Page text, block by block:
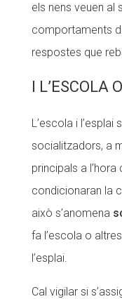
els nens veuen al
comportaments
respostes que
I L’ESCOLA
L’escola i
socialitzadors, a
principals a
condicionaran la
això s’anomena
fa l’escola o
l’esplai.
Cal vigilar si